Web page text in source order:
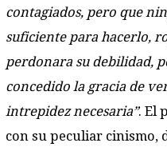
contagiados, pero que
suficiente para hacerlo,
perdonara su debilidad,
concedido la gracia de
intrepidez necesaria”. El
con su peculiar cinismo,